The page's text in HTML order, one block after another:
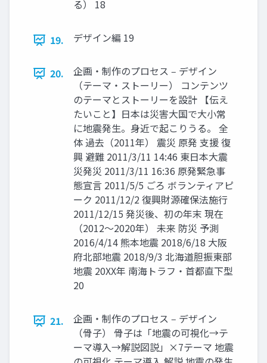
る） 18
19. デザイン編 19
20.
企画・制作のプロセス ‒ デザイン
（テーマ・ストーリー） コンテンツ
のテーマとストーリーを設計 【伝え
たいこと】⽇本は災害⼤国で⼤⼩常
に地震発⽣。⾝近で起こりうる。 全
体 過去（2011年） 震災 原発 ⽀援 復
興 避難 2011/3/11 14:46 東⽇本⼤震
災発災 2011/3/11 16:36 原発緊急事
態宣⾔ 2011/5/5 ごろ ボランティアピ
ーク 2011/12/2 復興財源確保法施⾏
2011/12/15 発災後、初の年末 現在
（2012〜2020年） 未来 防災 予測
2016/4/14 熊本地震 2018/6/18 ⼤阪
府北部地震 2018/9/3 北海道胆振東部
地震 20XX年 南海トラフ・⾸都直下型
20
21.
企画・制作のプロセス ‒ デザイン
（⾻⼦） ⾻⼦は「地震の可視化→テ
ーマ導⼊→解説図説」×7テーマ 地震